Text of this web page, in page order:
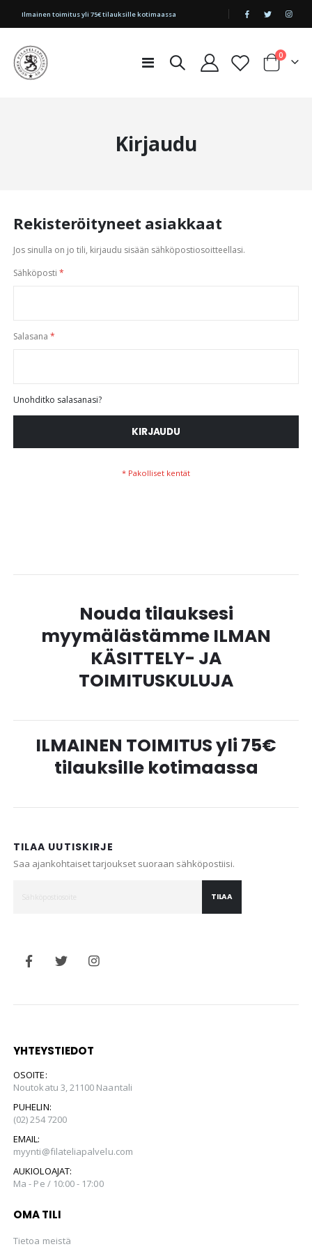
|
Ilmainen toimitus yli 75€ tilauksille kotimaassa
Toggle
Cart
0tuotetta
Kirjaudu
Rekisteröityneet asiakkaat
Jos sinulla on jo tili, kirjaudu sisään sähköpostiosoitteellasi.
Sähköposti
Salasana
Unohditko salasanasi?
KIRJAUDU
Nouda tilauksesi
myymälästämme ILMAN
KÄSITTELY- JA
TOIMITUSKULUJA
ILMAINEN TOIMITUS yli 75€
tilauksille kotimaassa
TILAA UUTISKIRJE
Saa ajankohtaiset tarjoukset suoraan sähköpostiisi.
TILAA
YHTEYSTIEDOT
OSOITE:
Noutokatu 3, 21100 Naantali
PUHELIN:
(02) 254 7200
EMAIL:
myynti@filateliapalvelu.com
AUKIOLOAJAT:
Ma - Pe / 10:00 - 17:00
OMA TILI
Tietoa meistä